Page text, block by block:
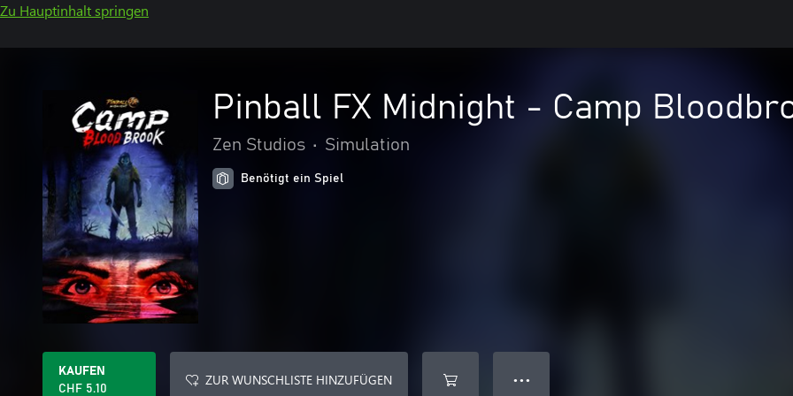
Zu Hauptinhalt springen
Pinball FX Midnight - Camp
Zen Studios • Simulation
Benötigt ein Spiel
KAUFEN
CHF 5.10
ZUR WUNSCHLISTE HINZUFÜGEN ● ● ●